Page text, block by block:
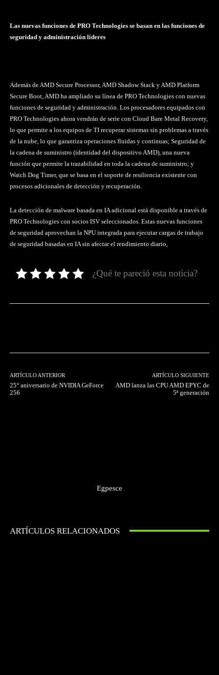
Las nuevas funciones de PRO Technologies se basan en las funciones de
seguridad y administración líderes
Además de AMD Secure Processor, AMD Shadow Stack y AMD Platform
Secure Boot, AMD ha ampliado su línea de PRO Technologies con nuevas
funciones de seguridad y administración. Los procesadores equipados con
PRO Technologies ahora vendrán de serie con Cloud Bare Metal Recovery,
lo que permite a los equipos de TI recuperar sistemas sin problemas a través
de la nube, lo que garantiza operaciones fluidas y continuas; Seguridad de
la cadena de suministro (identidad del dispositivo AMD), una nueva
función que permite la trazabilidad en toda la cadena de suministro; y
Watch Dog Timer, que se basa en el soporte de resiliencia existente con
procesos adicionales de detección y recuperación.
La detección de malware basada en IA adicional está disponible a través de
PRO Technologies con socios ISV seleccionados. Estas nuevas funciones
de seguridad aprovechan la NPU integrada para ejecutar cargas de trabajo
de seguridad basadas en IA sin afectar el rendimiento diario,
¿Qué te pareció esta noticia?
ARTÍCULO ANTERIOR
25° aniversario de NVIDIA GeForce
256
ARTÍCULO SIGUIENTE
AMD lanza las CPU AMD EPYC de
5ª generación
Egpesce
ARTÍCULOS RELACIONADOS